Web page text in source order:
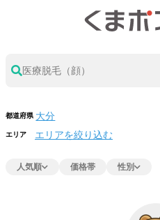
医療脱毛（顔）
都道府県
エリア エリアを絞り込む
人気順 価格帯 性別